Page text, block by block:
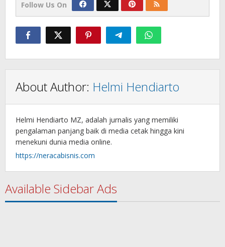
Follow Us On
About Author: Helmi Hendiarto
Helmi Hendiarto MZ, adalah jurnalis yang memiliki
pengalaman panjang baik di media cetak hingga kini
menekuni dunia media online.
https://neracabisnis.com
Available Sidebar Ads